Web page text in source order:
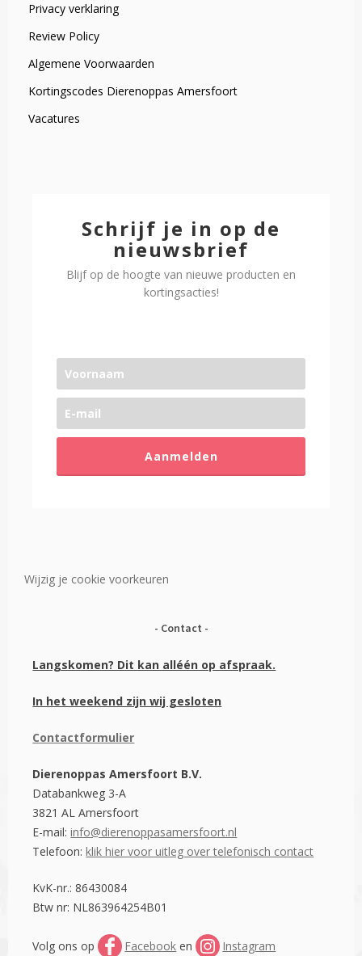
Privacy verklaring
Review Policy
Algemene Voorwaarden
Kortingscodes Dierenoppas Amersfoort
Vacatures
Schrijf je in op de
nieuwsbrief
Blijf op de hoogte van nieuwe producten en
kortingsacties!
Aanmelden
Wijzig je cookie voorkeuren
Contact
Langskomen? Dit kan alléén op afspraak.
In het weekend zijn wij gesloten
Contactformulier
Dierenoppas Amersfoort B.V.
Databankweg 3-A
3821 AL Amersfoort
E-mail:info@dierenoppasamersfoort.nl
Telefoon:klik hier voor uitleg over telefonisch contact
KvK-nr.: 86430084
Btw nr: NL863964254B01
Volg ons op Facebook en Instagram